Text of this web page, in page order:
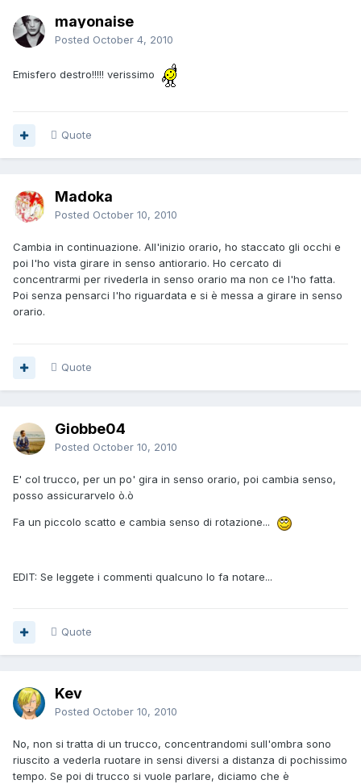
mayonaise
Posted October 4, 2010
Emisfero destro!!!!! verissimo
Quote
Madoka
Posted October 10, 2010
Cambia in continuazione. All'inizio orario, ho staccato gli occhi e
poi l'ho vista girare in senso antiorario. Ho cercato di
concentrarmi per rivederla in senso orario ma non ce l'ho fatta.
Poi senza pensarci l'ho riguardata e si è messa a girare in senso
orario.
Quote
Giobbe04
Posted October 10, 2010
E' col trucco, per un po' gira in senso orario, poi cambia senso,
posso assicurarvelo ò.ò
Fa un piccolo scatto e cambia senso di rotazione...
EDIT: Se leggete i commenti qualcuno lo fa notare...
Quote
Kev
Posted October 10, 2010
No, non si tratta di un trucco, concentrandomi sull'ombra sono
riuscito a vederla ruotare in sensi diversi a distanza di pochissimo
tempo. Se poi di trucco si vuole parlare, diciamo che è